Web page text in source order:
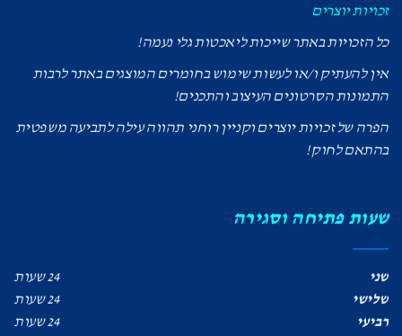
זכויות יוצרים
כל הזכויות באתר שייכות ליאכטות גלי נעמה!
אין להעתיק ו/או לעשות שימוש בחומרים המוצגים באתר לרבות
התמונות הסרטונים העיצוב והתכנים!
הפרה של זכויות יוצרים וקניין רוחני תהווה עילה לתביעה משפטית
בהתאם לחוק!
שעות פתיחה וסגירה
שני
24 שעות
שלישי
24 שעות
רביעי
24 שעות